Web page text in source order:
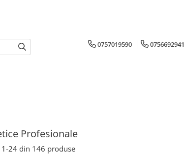
0757019590 0756692941
Profesionale
1-24 din 146 produse